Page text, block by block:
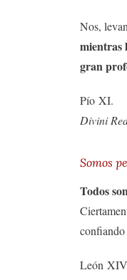
Nos,
mientras
gran
Pío XI.
Divini
Somos
Todos
León